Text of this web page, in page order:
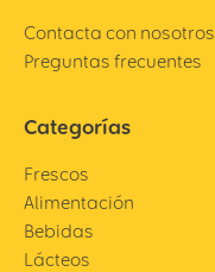
Contacta con nosotros
Preguntas frecuentes
Categorías
Frescos
Alimentación
Bebidas
Lácteos